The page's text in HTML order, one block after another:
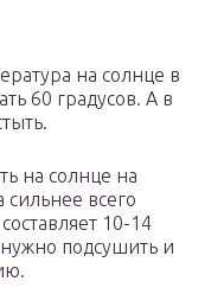
на солнце в
60 градусов. А в
на солнце на
всего
10-14
подсушить и